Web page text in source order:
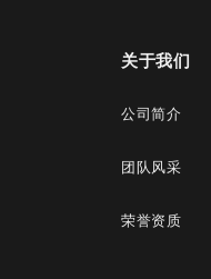
关于我们
公司简介
团队风采
荣誉资质